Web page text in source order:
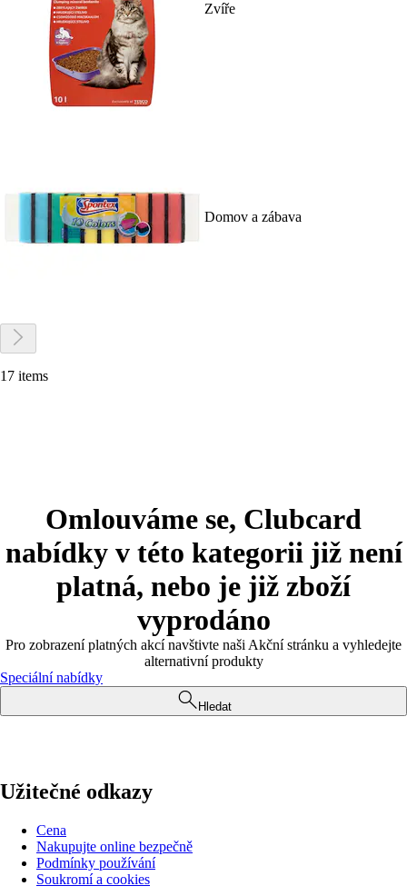
Zvíře
Domov a zábava
17 items
Omlouváme se, Clubcard
nabídky v této kategorii již není
platná, nebo je již zboží
vyprodáno
Pro zobrazení platných akcí navštivte naši Akční stránku a vyhledejte
alternativní produkty
Speciální nabídky
Hledat
Užitečné odkazy
Cena
Nakupujte online bezpečně
Podmínky používání
Soukromí a cookies